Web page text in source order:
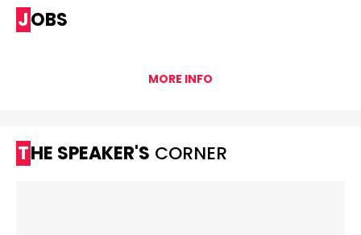
JOBS
MORE INFO
THE SPEAKER'S CORNER